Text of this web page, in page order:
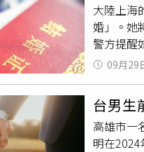
消息，排
台幣15萬
後的今年
被駁回，
量，而這
74條以
這是異地
阮妹被「
謂「外快
預付卡、
錢人頭帳
高雄雄美
指出，過
結」。
接拿到1
人」，實
下手。
訴，賴母
讞，他目
18日一審
真意，且
日上訴
區人民
願註銷大
可能仍被
恐被視為
大陸上海
婚」。她
警方提醒
正協助客
手中，
往檔案館
應稱：「
程。」
09月29
台男生
高雄市一
明在